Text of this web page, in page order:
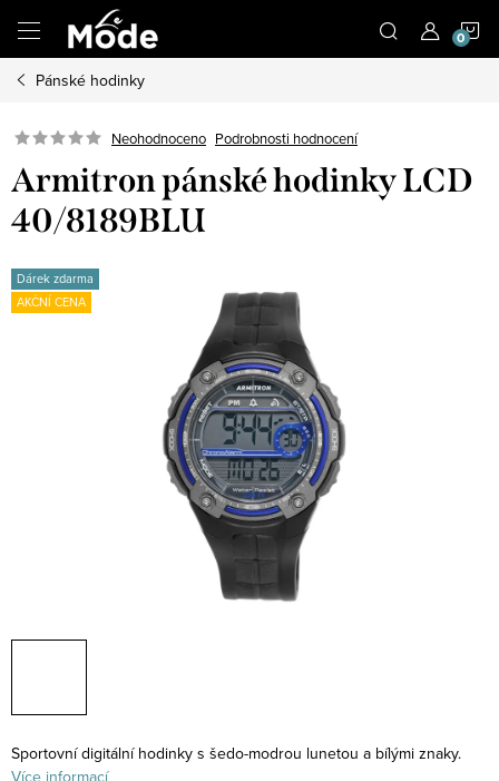
obsah
Pánské hodinky
Neohodnoceno Podrobnosti hodnocení
Armitron pánské hodinky LCD
40/8189BLU
Dárek zdarma
AKČNÍ CENA
Sportovní digitální hodinky s šedo-modrou lunetou a bílými znaky.
Více informací